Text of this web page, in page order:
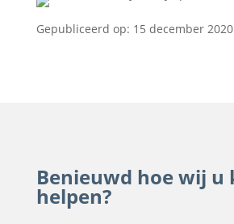
Gepubliceerd op: 15 december 2020
Benieuwd hoe wij u
helpen?